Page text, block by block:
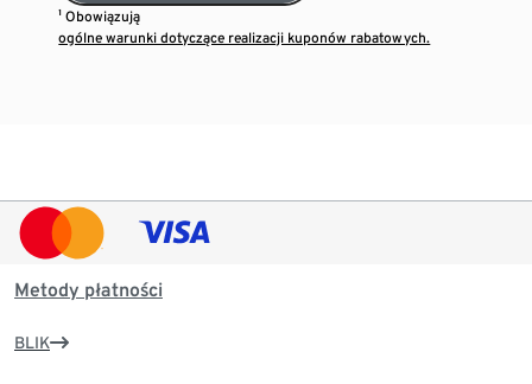
¹ Obowiązują
ogólne warunki dotyczące realizacji kuponów rabatowych.
Metody płatności
BLIK